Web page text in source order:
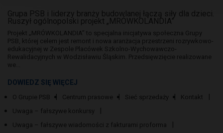
Grupa PSB i liderzy branży budowlanej łączą siły dla dzieci.
Ruszył ogólnopolski projekt „MRÓWKOLANDIA”
Projekt „MRÓWKOLANDIA” to specjalna inicjatywa społeczna Grupy
PSB, której celem jest remont i nowa aranżacja przestrzeni rozrywkowo-
edukacyjnej w Zespole Placówek Szkolno-Wychowawczo-
Rewalidacyjnych w Wodzisławiu Śląskim. Przedsięwzięcie realizowane
we...
DOWIEDZ SIĘ WIĘCEJ
O Grupie PSB Centrum prasowe Sieć sprzedaży
Kontakt
Uwaga – fałszywe konkursy
Uwaga – fałszywe wiadomości z fakturami proforma